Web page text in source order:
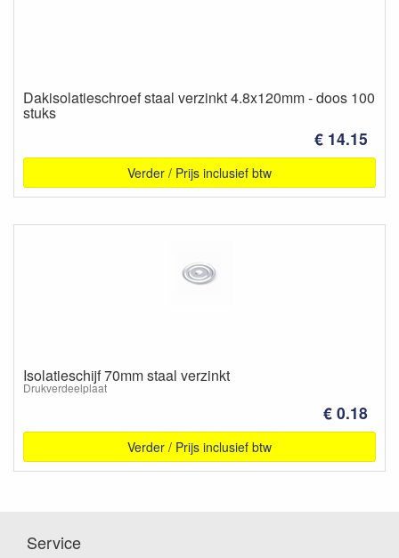
Dakisolatieschroef staal verzinkt 4.8x120mm - doos 100
stuks
€ 14.15
Verder / Prijs inclusief btw
Isolatieschijf 70mm staal verzinkt
Drukverdeelplaat
€ 0.18
Verder / Prijs inclusief btw
Service